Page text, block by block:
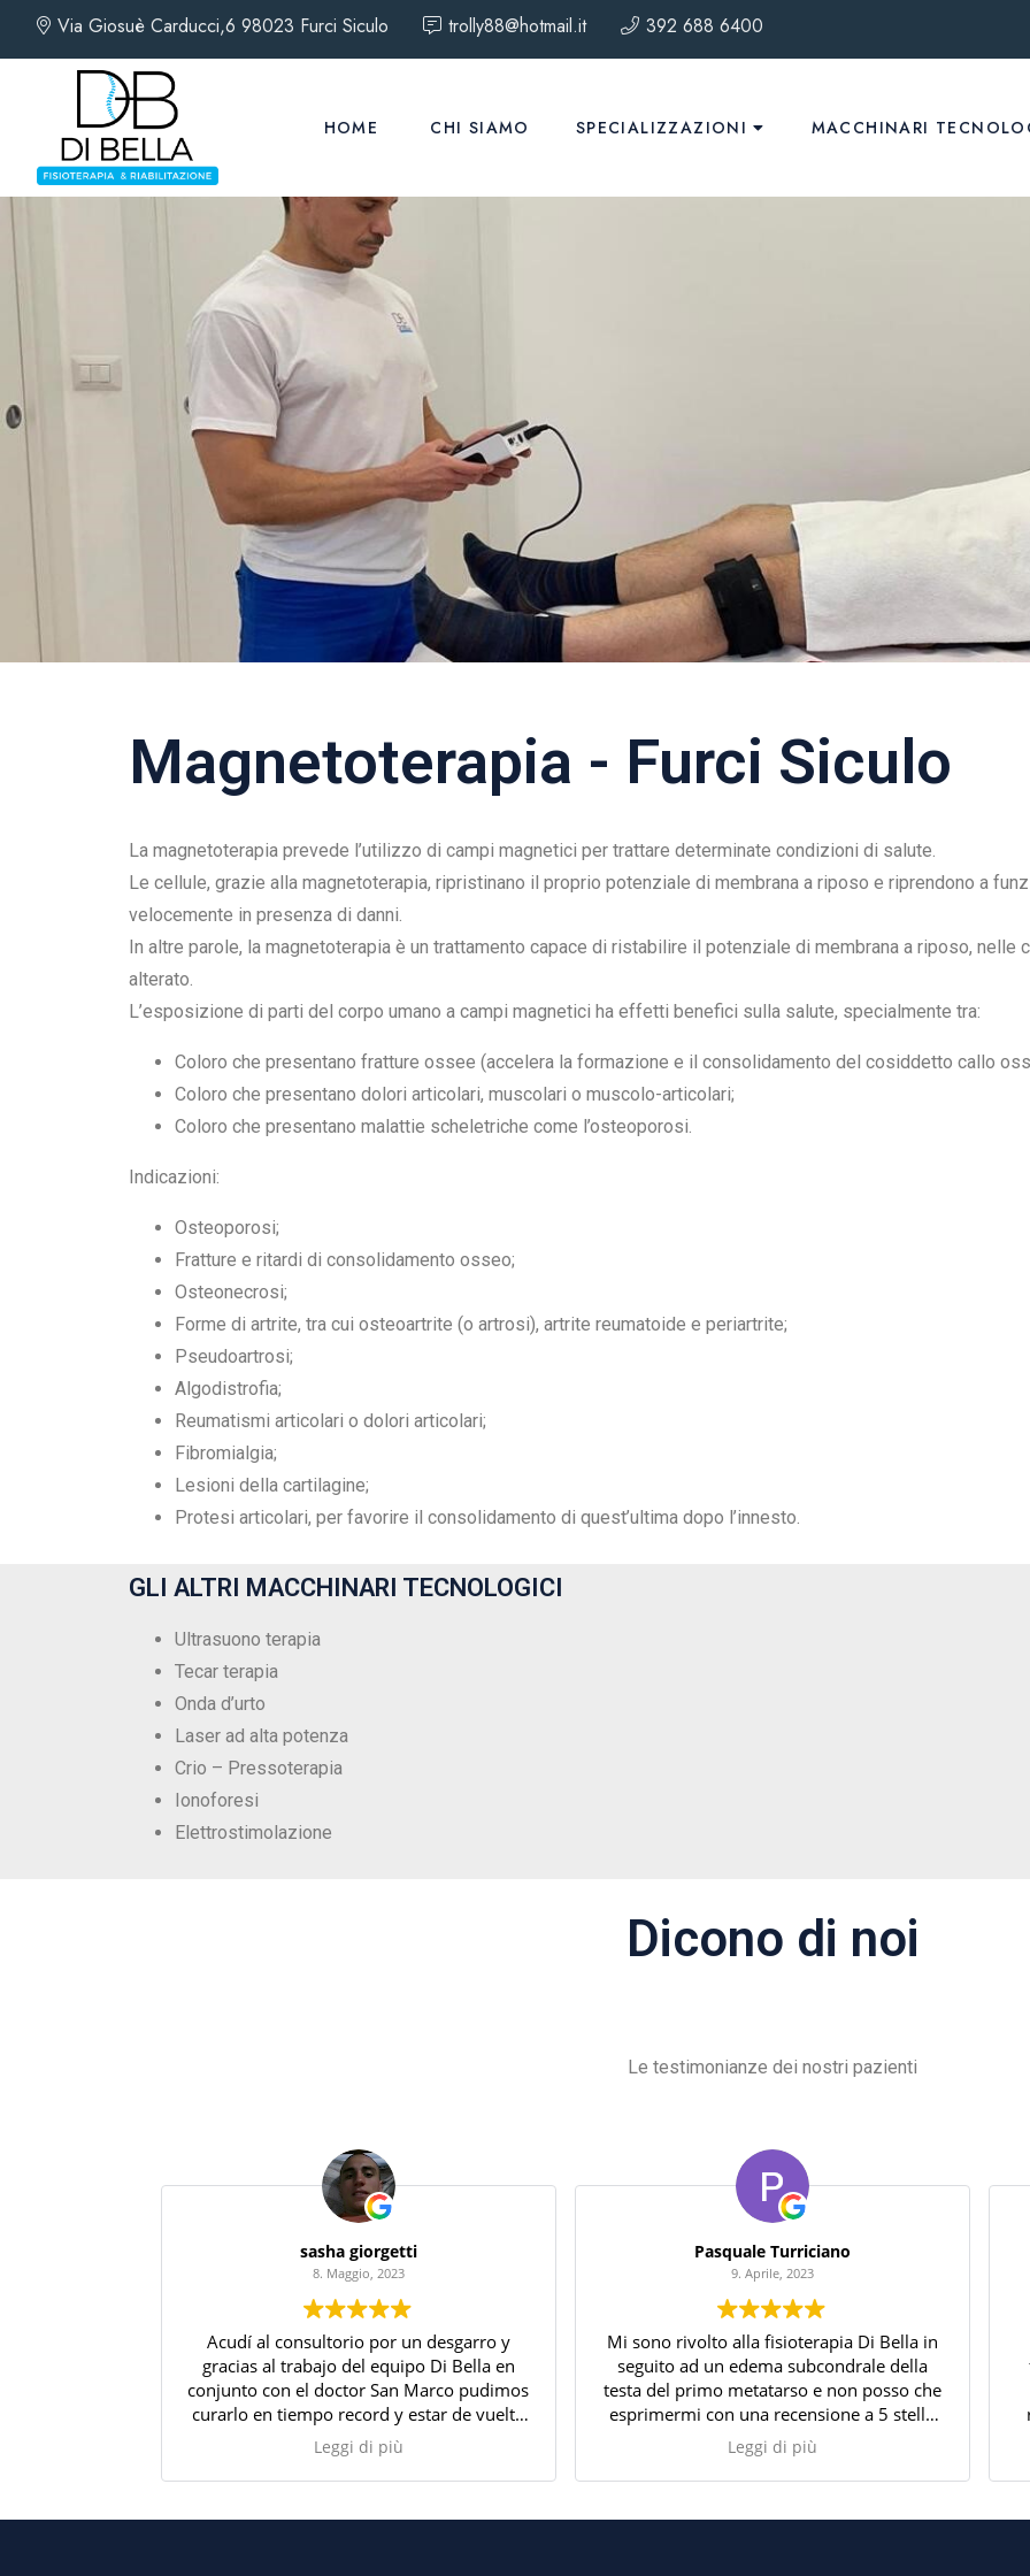
Via Giosuè Carducci,6 98023 Furci Siculo trolly88@hotmail.it 392 688 6400
HOME CHI SIAMO SPECIALIZZAZIONI MACCHINARI
Magnetoterapia - Furci Siculo
La magnetoterapia prevede l’utilizzo di campi magnetici per trattare determinate condizioni di salute.
Le cellule, grazie alla magnetoterapia, ripristinano il proprio potenziale di membrana a riposo e riprendono a
velocemente in presenza di danni.
In altre parole, la magnetoterapia è un trattamento capace di ristabilire il potenziale di membrana a riposo,
alterato.
L’esposizione di parti del corpo umano a campi magnetici ha effetti benefici sulla salute, specialmente tra:
Coloro che presentano fratture ossee (accelera la formazione e il consolidamento del cosiddetto callo
Coloro che presentano dolori articolari, muscolari o muscolo-articolari;
Coloro che presentano malattie scheletriche come l’osteoporosi.
Indicazioni:
Osteoporosi;
Fratture e ritardi di consolidamento osseo;
Osteonecrosi;
Forme di artrite, tra cui osteoartrite (o artrosi), artrite reumatoide e periartrite;
Pseudoartrosi;
Algodistrofia;
Reumatismi articolari o dolori articolari;
Fibromialgia;
Lesioni della cartilagine;
Protesi articolari, per favorire il consolidamento di quest’ultima dopo l’innesto.
GLI ALTRI MACCHINARI TECNOLOGICI
Ultrasuono terapia
Tecar terapia
Onda d’urto
Laser ad alta potenza
Crio – Pressoterapia
Ionoforesi
Elettrostimolazione
Dicono di noi
Le testimonianze dei nostri pazienti
sasha giorgetti
8. Maggio, 2023
Acudí al consultorio por un desgarro y
gracias al trabajo del equipo Di Bella en
conjunto con el doctor San Marco pudimos
curarlo en tiempo record y estar de vuelta
para competir. Ademas de estar presentes
no solo en el consultorio sino en el resto
del tiempo
Leggi di più
Pasquale Turriciano
9. Aprile, 2023
Mi sono rivolto alla fisioterapia Di Bella in
seguito ad un edema subcondrale della
testa del primo metatarso e non posso che
esprimermi con una recensione a 5 stelle
su 5. La professionalità e la preparazione
del fisioterapista si sono dimostrati ad
ottimi livelli, mi ha colpito anche l'umanità
Leggi di più